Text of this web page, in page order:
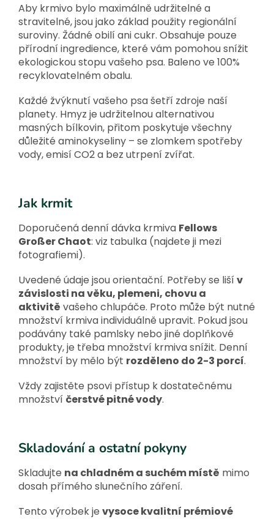
Aby krmivo bylo maximálně udržitelné a
stravitelné, jsou jako základ použity regionální
suroviny. Žádné obilí ani cukr. Obsahuje pouze
přírodní ingredience, které vám pomohou snížit
ekologickou stopu vašeho psa. Baleno ve 100%
recyklovatelném obalu.
Každé žvýknutí vašeho psa šetří zdroje naší
planety. Hmyz je udržitelnou alternativou
masných bílkovin, přitom poskytuje všechny
důležité aminokyseliny – se zlomkem spotřeby
vody, emisí CO2 a bez utrpení zvířat.
Jak krmit
Doporučená denní dávka krmiva Fellows
Großer Chaot: viz tabulka (najdete ji mezi
fotografiemi).
Uvedené údaje jsou orientační. Potřeby se liší v
závislosti na věku, plemeni, chovu a
aktivitě vašeho chlupáče. Proto může být nutné
množství krmiva individuálně upravit. Pokud jsou
podávány také pamlsky nebo jiné doplňkové
produkty, je třeba množství krmiva snížit. Denní
množství by mělo být rozděleno do 2-3 porcí.
Vždy zajistěte psovi přístup k dostatečnému
množství čerstvé pitné vody.
Skladování a ostatní pokyny
Skladujte na chladném a suchém místě mimo
dosah přímého slunečního záření.
Tento výrobek je vysoce kvalitní prémiové